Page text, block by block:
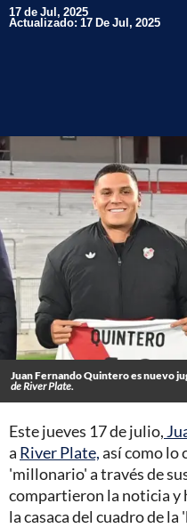
17 de Jul, 2025
Actualizado: 17 De Jul, 2025
Juan Fernando Quintero es nuevo
de River Plate.
Este jueves 17 de julio,
a River Plate,así como lo
'millonario' a través de
compartieron la noticia y
la casaca del cuadro de la